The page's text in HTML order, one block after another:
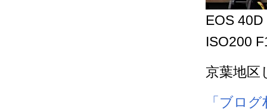
EOS
ISO200
京葉地区
「ブロ